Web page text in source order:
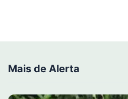
Mais de Alerta